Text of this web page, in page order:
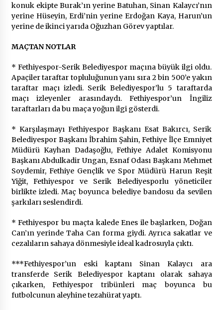
Saadet Partisi Ziyaretlere Devam Ediyor
4 ay ago
Başkan Aras “Bizler Günü Kurtaran Değil, Yarını
Kuran İşler İçin Çalışacağız”
9 ay ago
Seydikemer Belediye Meclisi Ekim Ayı
2 yıl ago
“Hiç Kimse Kaçak Yapım Legalleşecek Ümidinde
Olmamalı”
2 yıl ago
Muğla’da Çoğunluk CHP’de
konuk ekipte Burak’ın yerine Batuhan, Sinan Kalaycı’nın
yerine Hüseyin, Erdi’nin yerine Erdoğan Kaya, Harun’un
yerine de ikinci yarıda Oğuzhan Görev yaptılar.
MAÇTAN NOTLAR
* Fethiyespor-Serik Belediyespor maçına büyük ilgi oldu.
Apaçiler taraftar topluluğunun yanı sıra 2 bin 500’e yakın
taraftar maçı izledi. Serik Belediyespor’lu 5 taraftarda
maçı izleyenler arasındaydı. Fethiyespor’un İngiliz
taraftarları da bu maça yoğun ilgi gösterdi.
* Karşılaşmayı Fethiyespor Başkanı Esat Bakırcı, Serik
Belediyespor Başkanı İbrahim Şahin, Fethiye İlçe Emniyet
Müdürü Kayhan Dadaşoğlu, Fethiye Adalet Komisyonu
Başkanı Abdulkadir Ungan, Esnaf Odası Başkanı Mehmet
Soydemir, Fethiye Gençlik ve Spor Müdürü Harun Reşit
Yiğit, Fethiyespor ve Serik Belediyesporlu yöneticiler
birlikte izledi. Maç boyunca belediye bandosu da sevilen
şarkıları seslendirdi.
* Fethiyespor bu maçta kalede Enes ile başlarken, Doğan
Can’ın yerinde Taha Can forma giydi. Ayrıca sakatlar ve
cezalıların sahaya dönmesiyle ideal kadrosuyla çıktı.
***Fethiyespor’un eski kaptanı Sinan Kalaycı ara
transferde Serik Belediyespor kaptanı olarak sahaya
çıkarken, Fethiyespor tribünleri maç boyunca bu
futbolcunun aleyhine tezahürat yaptı.